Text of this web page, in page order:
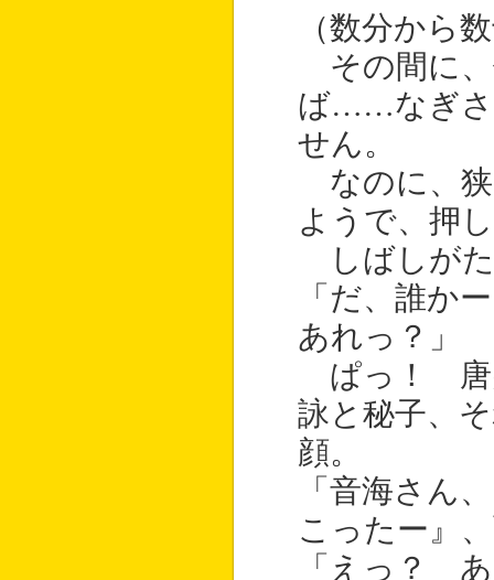
（数分から
その間に、
ば……なぎさ
せん。
なのに、狭
ようで、押
しばしがた
「だ、誰
あれっ？」
ぱっ！ 唐
詠と秘子、
顔。
「音海さん
こったー』
「えっ？